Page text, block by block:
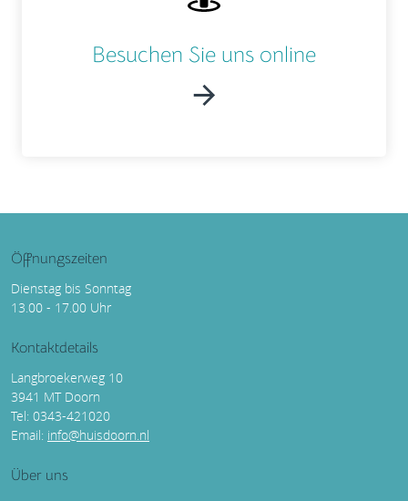
Besuchen Sie uns online
Öffnungszeiten
Dienstag bis Sonntag
13.00 - 17.00 Uhr
Kontaktdetails
Langbroekerweg 10
3941 MT Doorn
Tel: 0343-421020
Email: info@huisdoorn.nl
Über uns